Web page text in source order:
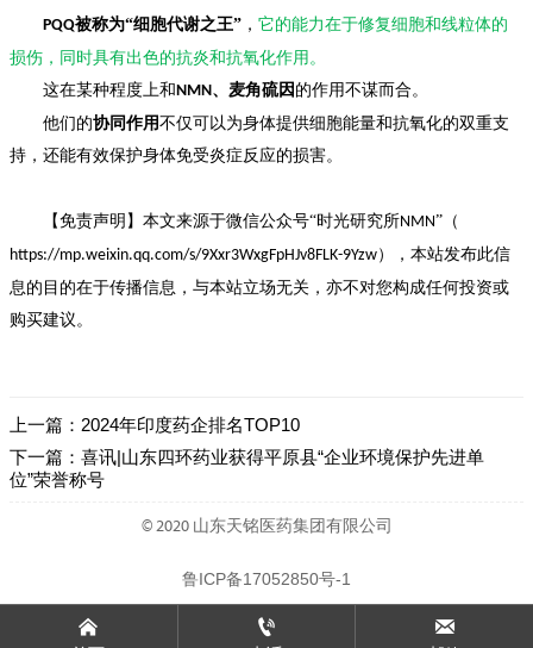
PQQ被称为“细胞代谢之王” ， 它的能力在于修复细胞和线粒体的
损伤，同时具有出色的抗炎和抗氧化作用。
这在某种程度上和 NMN 、麦角硫因 的作用不谋而合。
他们的协同作用不仅可以为身体提供细胞能量和抗氧化的双重支
持，还能有效保护身体免受炎症反应的损害。
【免责声明】本文来源于微信公众号“时光研究所NMN”（
https://mp.weixin.qq.com/s/9Xxr3WxgFpHJv8FLK-9Yzw），本站发布此信
息的目的在于传播信息，与本站立场无关，亦不对您构成任何投资或
购买建议。
上一篇： 2024年印度药企排名TOP10
下一篇： 喜讯|山东四环药业获得平原县“企业环境保护先进单
位”荣誉称号
© 2020 山东天铭医药集团有限公司
鲁ICP备17052850号-1
  